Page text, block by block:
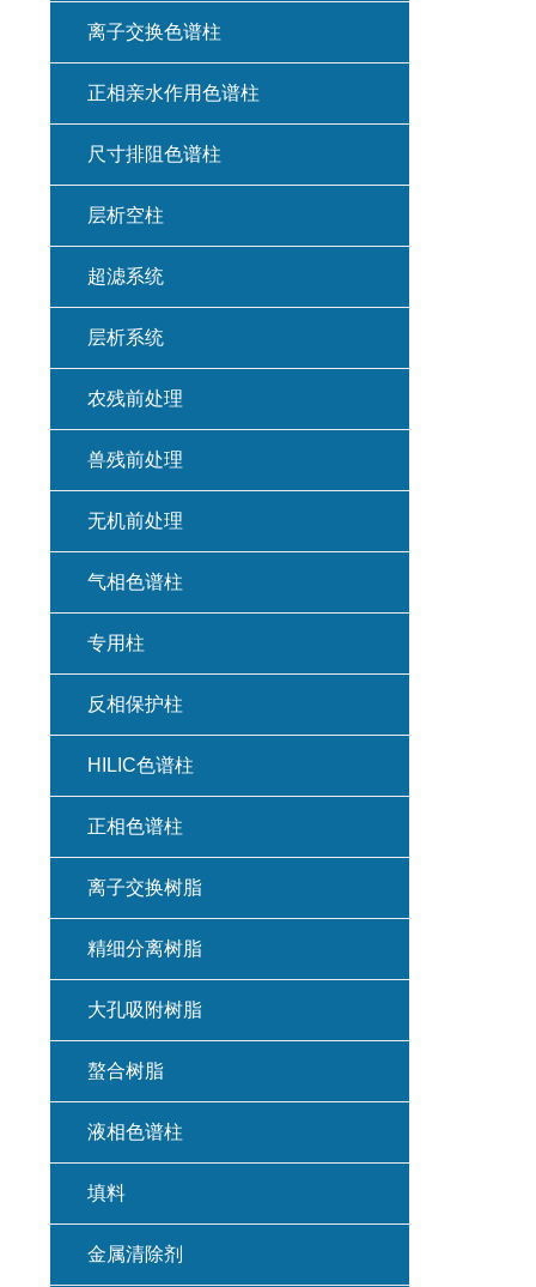
离子交换色谱柱
正相亲水作用色谱柱
尺寸排阻色谱柱
层析空柱
超滤系统
层析系统
农残前处理
兽残前处理
无机前处理
气相色谱柱
专用柱
反相保护柱
HILIC色谱柱
正相色谱柱
离子交换树脂
精细分离树脂
大孔吸附树脂
螯合树脂
液相色谱柱
填料
金属清除剂